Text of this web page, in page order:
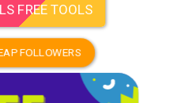
FREE TOOLS
FOLLOWERS